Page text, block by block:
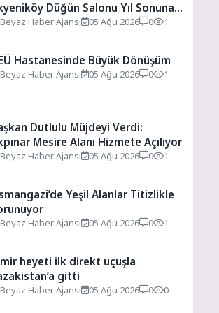
Düğün Salonu Yıl Sonuna
Ücretsiz
Beyaz Haber Ajansı 05 Ağu 2026 0 1
Hastanesinde Büyük Dönüşüm
Beyaz Haber Ajansı 05 Ağu 2026 0 1
Dutlulu Müjdeyi Verdi:
Mesire Alanı Hizmete Açılıyor
Beyaz Haber Ajansı 05 Ağu 2026 0 1
Yeşil Alanlar Titizlikle
Beyaz Haber Ajansı 05 Ağu 2026 0 1
heyeti ilk direkt uçuşla
gitti
Beyaz Haber Ajansı 05 Ağu 2026 0 0